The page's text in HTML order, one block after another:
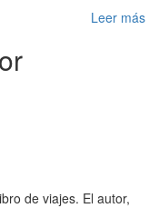
Leer más
de viajes. El autor,